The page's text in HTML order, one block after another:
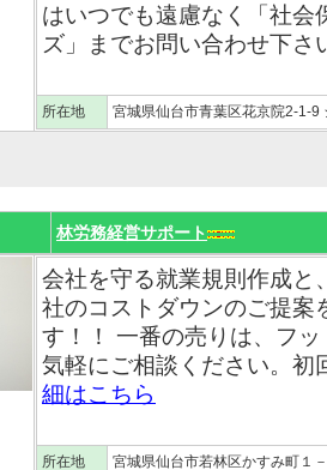
はいつでも遠慮なく「社会
ズ」までお問い合わせ下さ
所在地 宮城県仙台市青葉区花京院2-1-
林労務経営サポート
会社を守る就業規則作成と
社のコストダウンのご提案
す！！ 一番の売りは、フ
気軽にご相談ください。初
細はこちら
所在地 宮城県仙台市若林区かすみ町１